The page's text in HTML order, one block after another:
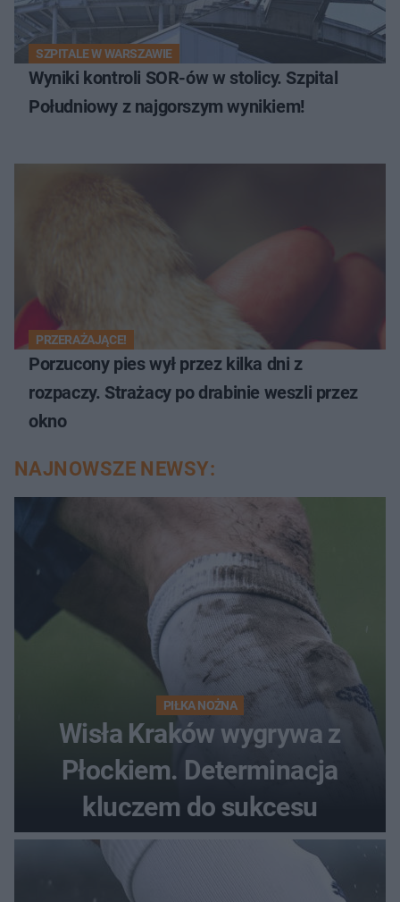
SZPITALE W WARSZAWIE
Wyniki kontroli SOR-ów w stolicy. Szpital
Południowy z najgorszym wynikiem!
PRZERAŻAJĄCE!
Porzucony pies wył przez kilka dni z
rozpaczy. Strażacy po drabinie weszli przez
okno
NAJNOWSZE NEWSY:
PIŁKA NOŻNA
Wisła Kraków wygrywa z
Płockiem. Determinacja
kluczem do sukcesu